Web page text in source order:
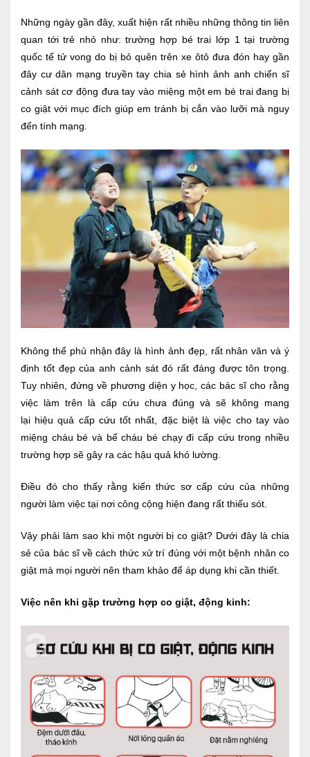
Báo chí nói về chúng tôi
Tin tức BHYT
DỊCH VỤ
Ngoại
Sản - Phụ Khoa
Da Liễu
Mắt
Răng Hàm Mặt
Tai Mũi Họng
Vật lý trị liệu hồi phục chức năng
Xét nghiệm
Chẩn đoán hình ảnh
Nội soi tiêu hóa
Gói khám sức khỏe cá nhân định kỳ
Gói khám tầm soát ung thư sớm
Gói quản lý mạn tính
Dịch vụ ưu đãi đặc biệt
Bác sĩ online - Tư vấn từ xa
Bác sĩ gia đình chăm sóc y tế 24/7
Nhà thuốc GPP
Dịch vụ Y tế Cơ quan – MEDI-OFFICE
Những ngày gần đây, xuất hiện rất nhiều những thông tin liên
quan tới trẻ nhỏ như:trường hợp bé trai lớp 1 tại trường
quốc tế tử vong do bị bỏ quên trên xe ôtô đưa đón hay gần
đây cư dân mạng truyền tay chia sẻ hình ảnh anh chiến sĩ
cảnh sát cơ động đưa tay vào miệng một em bé trai đang bị
co giật với mục đích giúp em tránh bị cắn vào lưỡi mà nguy
đến tính mạng.
Không thể phủ nhận đây là hình ảnh đẹp, rất nhân văn và ý
định tốt đẹp của anh cảnh sát đó rất đáng được tôn trọng.
Tuy nhiên, đứng về phương diện y học, các bác sĩ cho rằng
việc làm trên là cấp cứu chưa đúng và sẽ không mang
lại hiệu quả cấp cứu tốt nhất, đặc biệt là việc cho tay vào
miệng cháu bé và bế cháu bé chạy đi cấp cứu trong nhiều
trường hợp sẽ gây ra các hậu quả khó lường.
Điều đó cho thấy rằng kiến thức sơ cấp cứu của những
người làm việc tại nơi công cộng hiện đang rất thiếu sót.
Vậy phải làm sao khi một người bị co giật? Dưới đây là chia
sẻ của bác sĩ về cách thức xử trí đúng với một bệnh nhân co
giật mà mọi người nên tham khảo để áp dụng khi cần thiết.
Việc nên khi gặp trường hợp co giật, động kinh: